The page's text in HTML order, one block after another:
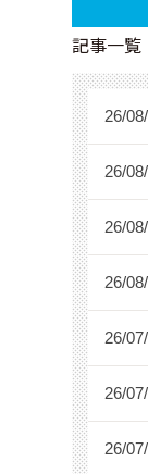
記事一覧
26/
26/
26/
26/
26/
26/
26/